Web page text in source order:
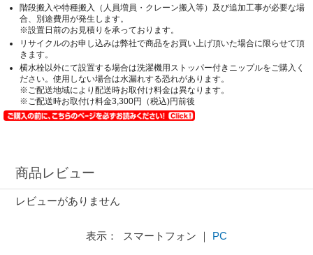
階段搬入や特種搬入（人員増員・クレーン搬入等）及び追加工事が必要な場
合、別途費用が発生します。
※設置日前のお見積りを承っております。
リサイクルのお申し込みは弊社で商品をお買い上げ頂いた場合に限らせて頂
きます。
横水栓以外にて設置する場合は洗濯機用ストッパー付きニップルをご購入く
ださい。使用しない場合は水漏れする恐れがあります。
※ご配送地域により配送時お取付け料金は異なります。
※ご配送時お取付け料金3,300円（税込)円前後
商品レビュー
レビューがありません
表示： スマートフォン ｜ PC